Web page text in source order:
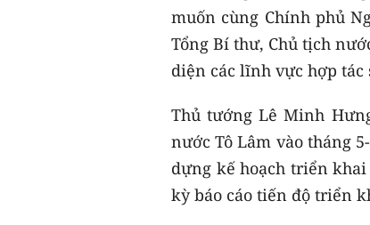
muốn cùng Chính phủ
Tổng Bí thư, Chủ tịch
diện các lĩnh vực hợp tác
Thủ tướng Lê Minh
nước Tô Lâm vào tháng
dựng kế hoạch triển
kỳ báo cáo tiến độ triển